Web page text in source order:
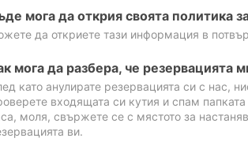
мога да открия своята политика
да откриете тази информация в
мога да разбера, че резервацията
като анулирате резервацията си с нас,
входящата си кутия и спам
моля, свържете се с мястото за
ви.